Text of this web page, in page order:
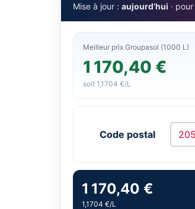
Mise à jour : aujourd’hui · pour
Meilleur prix Groupasol (1000 L)
1 170,40 €
soit 1,1704 €/L
Code postal
1 170,40 €
1,1704 €/L